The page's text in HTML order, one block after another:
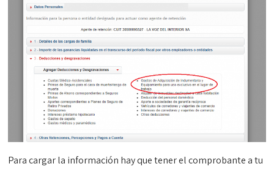
Para cargar la información hay que tener el comprobante a tu